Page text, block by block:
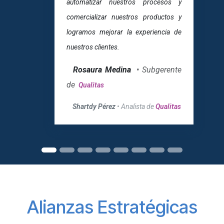
automatizar nuestros procesos y
comercializar nuestros productos y
logramos mejorar la experiencia de
nuestros clientes.
Rosaura Medina
• Subgerente
de Qualitas
Shartdy Pérez • Analista deQualitas
Alianzas Estratégicas